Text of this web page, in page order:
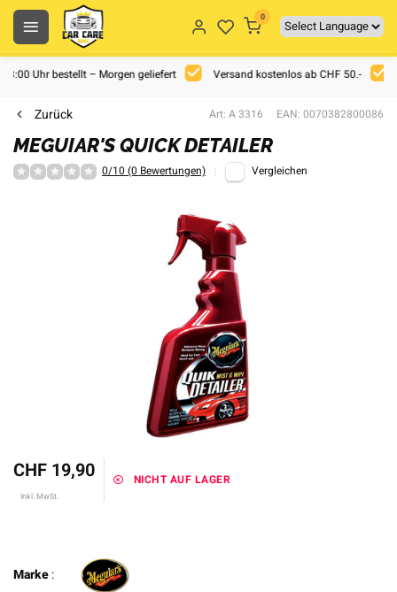
0
Uhr bestellt – Morgen geliefert Versand kostenlos ab CHF 50.-
Zurück Art: A 3316 EAN: 0070382800086
MEGUIAR'S QUICK DETAILER
0/10 (0 Bewertungen) Vergleichen
CHF 19,90
Inkl. MwSt.
NICHT AUF LAGER
Marke: